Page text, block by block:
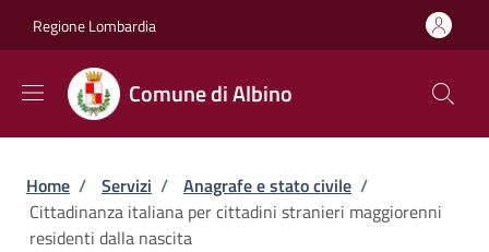
Regione Lombardia
Comune di Albino
Briciole di pane
Home / Servizi / Anagrafe e stato civile /
Cittadinanza italiana per cittadini stranieri maggiorenni
residenti dalla nascita